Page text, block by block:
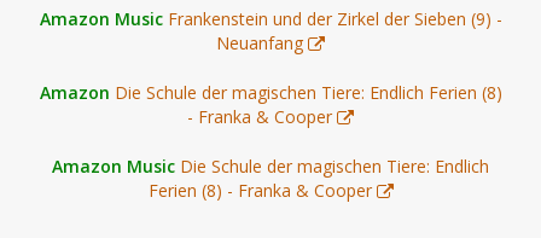
Amazon Music Frankenstein und der Zirkel der Sieben (9) -
Neuanfang
Amazon Die Schule der magischen Tiere: Endlich Ferien (8)
- Franka & Cooper
Amazon Music Die Schule der magischen Tiere: Endlich
Ferien (8) - Franka & Cooper